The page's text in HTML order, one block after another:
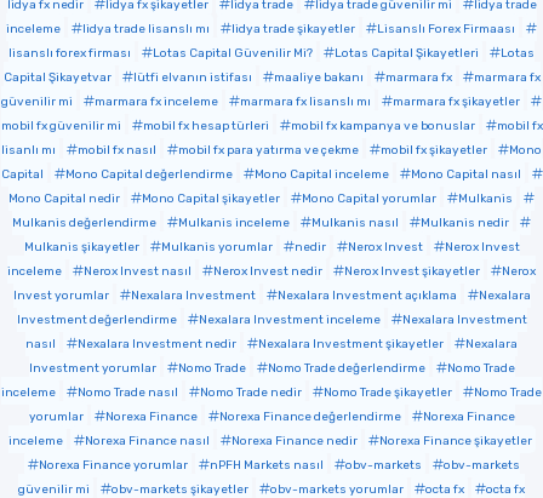
lidya fx nedir
lidya fx şikayetler lidya trade lidya trade güvenilir mi
lidya trade
inceleme
lidya trade lisanslı mı lidya trade şikayetler
Lisanslı Forex Firmaası
lisanslı forex firması
Lotas Capital Güvenilir Mi? Lotas Capital Şikayetleri
Lotas
Capital Şikayetvar
lütfi elvanın istifası maaliye bakanı marmara fx
marmara fx
güvenilir mi
marmara fx inceleme marmara fx lisanslı mı
marmara fx şikayetler
mobil fx güvenilir mi
mobil fx hesap türleri mobil fx kampanya ve bonuslar
mobil fx
lisanlı mı
mobil fx nasıl mobil fx para yatırma ve çekme mobil fx şikayetler
Mono
Capital
Mono Capital değerlendirme Mono Capital inceleme
Mono Capital nasıl
Mono Capital nedir
Mono Capital şikayetler Mono Capital yorumlar
Mulkanis
Mulkanis değerlendirme
Mulkanis inceleme Mulkanis nasıl
Mulkanis nedir
Mulkanis şikayetler
Mulkanis yorumlar nedir Nerox Invest
Nerox Invest
inceleme
Nerox Invest nasıl Nerox Invest nedir Nerox Invest şikayetler
Nerox
Invest yorumlar
Nexalara Investment Nexalara Investment açıklama
Nexalara
Investment değerlendirme
Nexalara Investment inceleme
Nexalara Investment
nasıl
Nexalara Investment nedir Nexalara Investment şikayetler
Nexalara
Investment yorumlar
Nomo Trade Nomo Trade değerlendirme
Nomo Trade
inceleme
Nomo Trade nasıl Nomo Trade nedir Nomo Trade şikayetler
Nomo Trade
yorumlar
Norexa Finance Norexa Finance değerlendirme
Norexa Finance
inceleme
Norexa Finance nasıl Norexa Finance nedir
Norexa Finance şikayetler
Norexa Finance yorumlar
nPFH Markets nasıl obv-markets
obv-markets
güvenilir mi
obv-markets şikayetler obv-markets yorumlar octa fx
octa fx